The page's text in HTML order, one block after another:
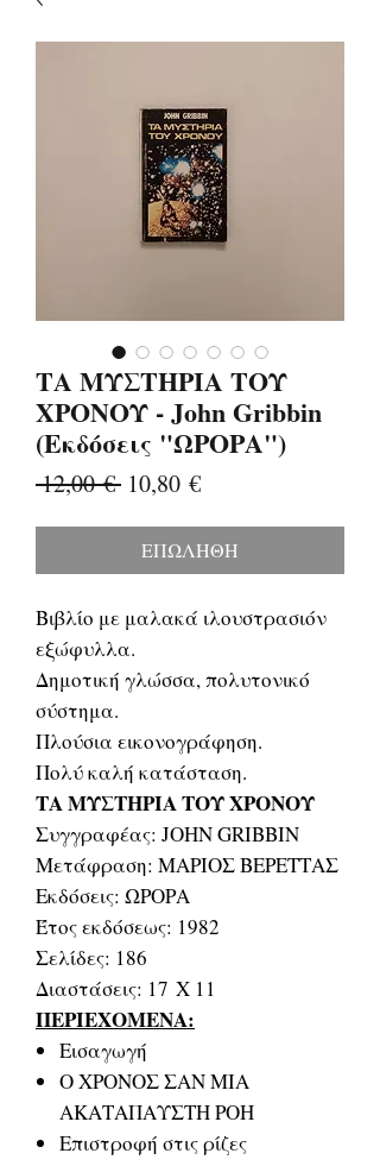
ΤΑ ΜΥΣΤΗΡΙΑ ΤΟΥ
ΧΡΟΝΟΥ - John Gribbin
(Εκδόσεις "ΩΡΟΡΑ")
12,00 € Κανονική
10,80 €Τιμή
ΕΠΩΛΗΘΗ
Βιβλίο με μαλακά ιλουστρασιόν
εξώφυλλα.
Δημοτική γλώσσα, πολυτονικό
σύστημα.
Πλούσια εικονογράφηση.
Πολύ καλή κατάσταση.
ΤΑ ΜΥΣΤΗΡΙΑ ΤΟΥ ΧΡΟΝΟΥ
Συγγραφέας: JOHN GRIBBIN
Μετάφραση: ΜΑΡΙΟΣ ΒΕΡΕΤΤΑΣ
Εκδόσεις: ΩΡΟΡΑ
Έτος εκδόσεως: 1982
Σελίδες: 186
Διαστάσεις: 17 Χ 11
ΠΕΡΙΕΧΟΜΕΝΑ:
Εισαγωγή
Ο ΧΡΟΝΟΣ ΣΑΝ ΜΙΑ
ΑΚΑΤΑΠΑΥΣΤΗ ΡΟΗ
Επιστροφή στις ρίζες